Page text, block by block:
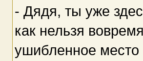
- Дядя, ты уже
как нельзя
ушибленное место